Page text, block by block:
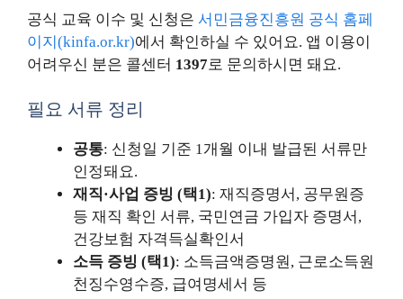
공식 교육 이수 및 신청은 서민금융진흥원 공식 홈페
이지(kinfa.or.kr)에서 확인하실 수 있어요. 앱 이용이
어려우신 분은 콜센터 1397로 문의하시면 돼요.
필요 서류 정리
공통: 신청일 기준 1개월 이내 발급된 서류만
인정돼요.
재직·사업 증빙 (택1): 재직증명서, 공무원증
등 재직 확인 서류, 국민연금 가입자 증명서,
건강보험 자격득실확인서
소득 증빙 (택1): 소득금액증명원, 근로소득원
천징수영수증, 급여명세서 등